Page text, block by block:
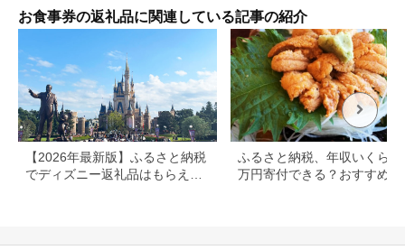
（BG-25）
お食事券の返礼品に関連している記事の紹介
【2026年最新版】ふるさと納税
でディズニー返礼品はもらえ
ふるさと納税、年収いくらで
万円寄付できる？おすすめ返